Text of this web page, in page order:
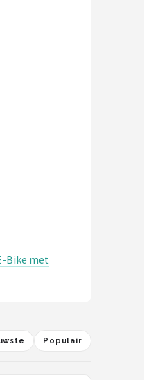
Bike met
Populair